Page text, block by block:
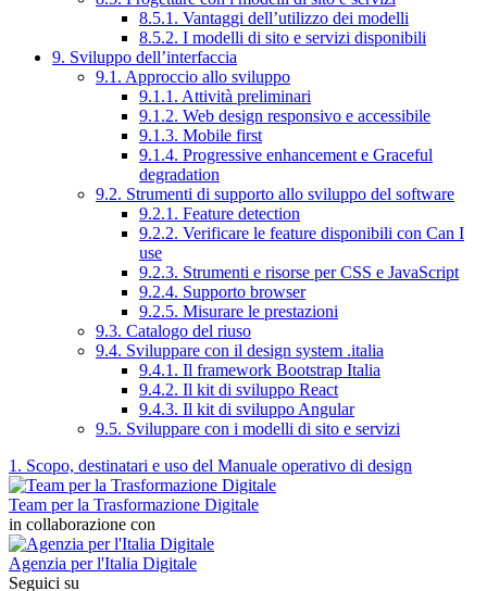
8.5.1. Vantaggi dell’utilizzo dei modelli
8.5.2. I modelli di sito e servizi disponibili
9. Sviluppo dell’interfaccia
9.1. Approccio allo sviluppo
9.1.1. Attività preliminari
9.1.2. Web design responsivo e accessibile
9.1.3. Mobile first
9.1.4. Progressive enhancement e Graceful
degradation
9.2. Strumenti di supporto allo sviluppo del software
9.2.1. Feature detection
9.2.2. Verificare le feature disponibili con Can I
use
9.2.3. Strumenti e risorse per CSS e JavaScript
9.2.4. Supporto browser
9.2.5. Misurare le prestazioni
9.3. Catalogo del riuso
9.4. Sviluppare con il design system .italia
9.4.1. Il framework Bootstrap Italia
9.4.2. Il kit di sviluppo React
9.4.3. Il kit di sviluppo Angular
9.5. Sviluppare con i modelli di sito e servizi
1. Scopo, destinatari e uso del Manuale operativo di design
Team per la Trasformazione Digitale
in collaborazione con
Agenzia per l'Italia Digitale
Seguici su